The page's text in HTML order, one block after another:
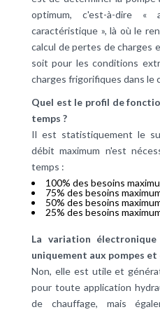
optimum, c'est-à-dire
caractéristique », là où le
calcul de pertes de charges
soit pour les conditions
charges frigorifiques dans le
Quel est le profil de
temps ?
Il est statistiquement le
débit maximum n'est
temps :
100% des besoins
75% des besoins
50% des besoins
25% des besoins
La variation
uniquement aux pompes
Non, elle est utile et
pour toute application
de chauffage, mais